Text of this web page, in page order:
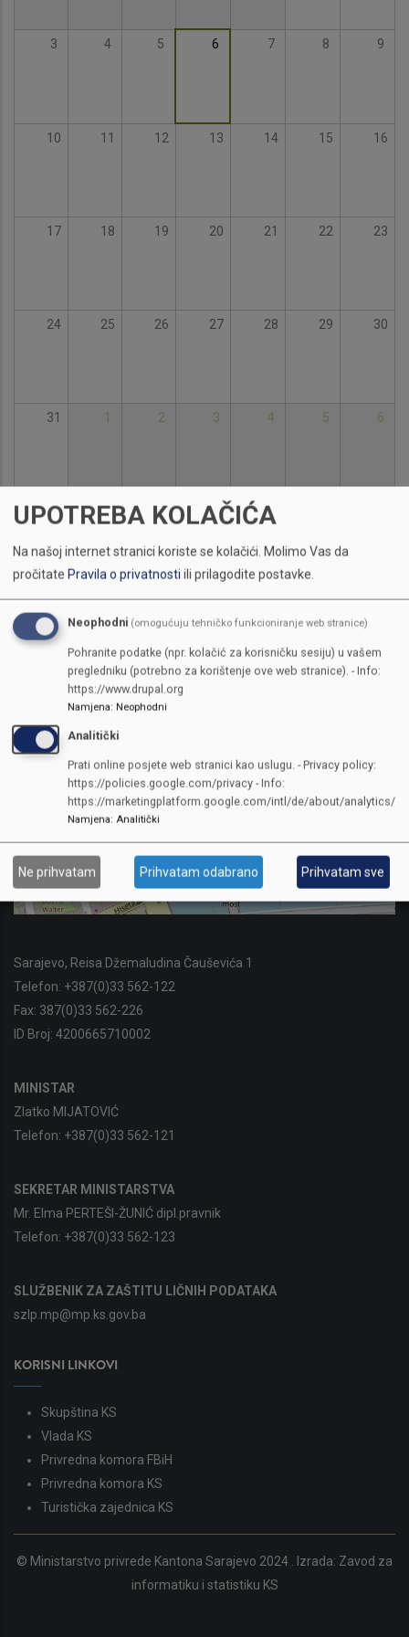
3 4 5 6 7 8 9
10 11 12 13 14 15 16
17 18 19 20 21 22 23
24 25 26 27 28 29 30
31 1 2 3 4 5 6
Prikaži sve→ Pregled po statusu→
Sarajevo, Reisa Džemaludina Čauševića 1
Telefon: +387(0)33 562-122
Fax: 387(0)33 562-226
ID Broj: 4200665710002
MINISTAR
Zlatko MIJATOVIĆ
Telefon: +387(0)33 562-121
SEKRETAR MINISTARSTVA
Mr. Elma PERTEŠI-ŽUNIĆ dipl.pravnik
Telefon: +387(0)33 562-123
SLUŽBENIK ZA ZAŠTITU LIČNIH PODATAKA
szlp.mp@mp.ks.gov.ba
KORISNI LINKOVI
Skupština KS
Vlada KS
Privredna komora FBiH
Privredna komora KS
Turistička zajednica KS
© Ministarstvo privrede Kantona Sarajevo 2024 . Izrada: Zavod za
informatiku i statistiku KS
UPOTREBA KOLAČIĆA
Na našoj internet stranici koriste se kolačići. Molimo Vas da
pročitate Pravila o privatnostiili prilagodite postavke.
Neophodni (omogućuju tehničko funkcioniranje web stranice)
Pohranite podatke (npr. kolačić za korisničku sesiju) u vašem
pregledniku (potrebno za korištenje ove web stranice). - Info:
https://www.drupal.org
Namjena: Neophodni
Analitički
Prati online posjete web stranici kao uslugu. - Privacy policy:
https://policies.google.com/privacy - Info:
https://marketingplatform.google.com/intl/de/about/analytics/
Namjena: Analitički
Ne prihvatam Prihvatam odabrano Prihvatam sve